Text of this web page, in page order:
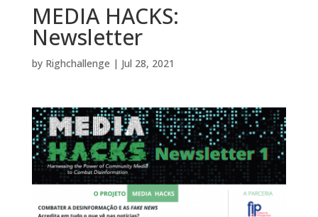
MEDIA HACKS:
Newsletter
by Righchallenge | Jul 28, 2021